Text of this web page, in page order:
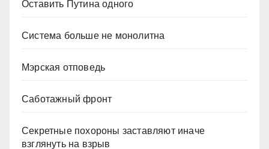
Оставить Путина одного
Система больше не монолитна
Мэрская отповедь
Саботажный фронт
Секретные похороны заставляют иначе
взглянуть на взрыв